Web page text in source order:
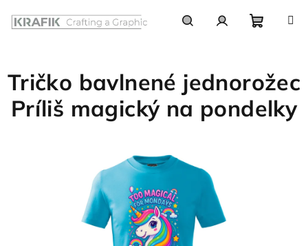
košík
Tričko bavlnené jednorožec
Príliš magický na pondelky